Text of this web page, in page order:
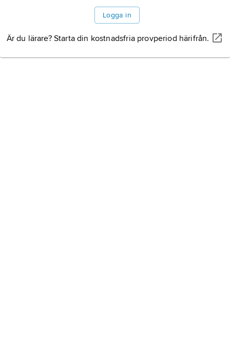
Logga in
Är du lärare? Starta din kostnadsfria provperiod härifrån.